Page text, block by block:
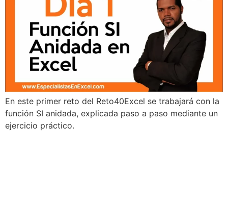
En este primer reto del Reto40Excel se trabajará con la
función SI anidada, explicada paso a paso mediante un
ejercicio práctico.